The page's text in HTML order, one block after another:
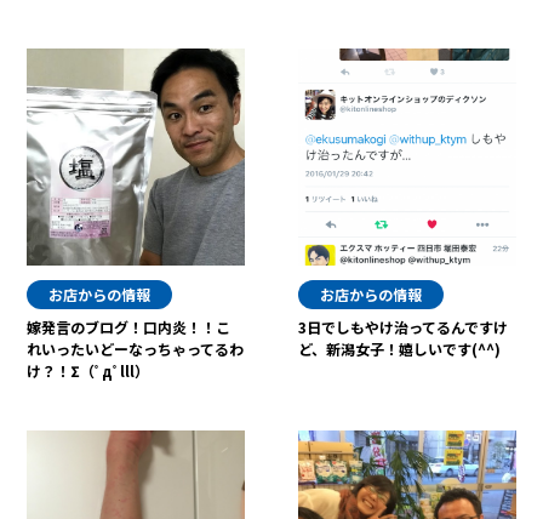
お店からの情報
嫁発言のブログ！口内炎！！こ
れいったいどーなっちゃってるわ
け？！Σ（ﾟдﾟlll）
お店からの情報
3日でしもやけ治ってるんですけ
ど、新潟女子！嬉しいです(^^)